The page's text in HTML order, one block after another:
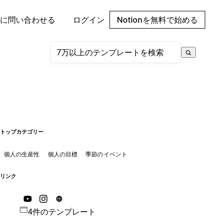
問い合わせる ログイン Notionを無料で始める
トップカテゴリー
個人の生産性 個人の目標 季節のイベント
リンク
4件のテンプレート